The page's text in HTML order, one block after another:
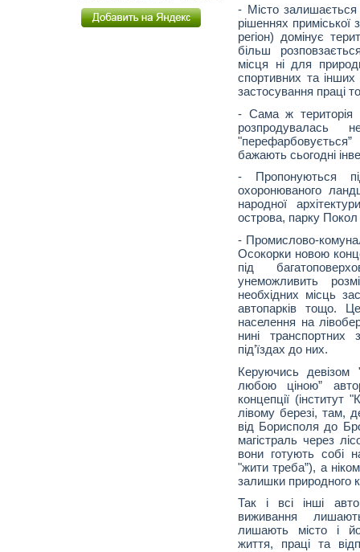
- Місто
рішеннях
регіон) домінує
більш
місця ні для
спортивних та
застосування праці
- Сама ж територія
бажають сьогодні
- Пропонуються
охоронюваного
народної
острова, парку Покол
- Промислово-
Осокорки новою
під
унеможливить
необхідних місць
автопарків тощо.
населення на
нині транспортних
під’їздах до них.
Керуючись
любою ціною”
концепції (інститут
лівому березі, там,
від Борисполя до
магістраль через
вони готують собі
"жити треба”), а
залишки природного
Так і всі інші
виживання
лишають місто і
життя, праці та